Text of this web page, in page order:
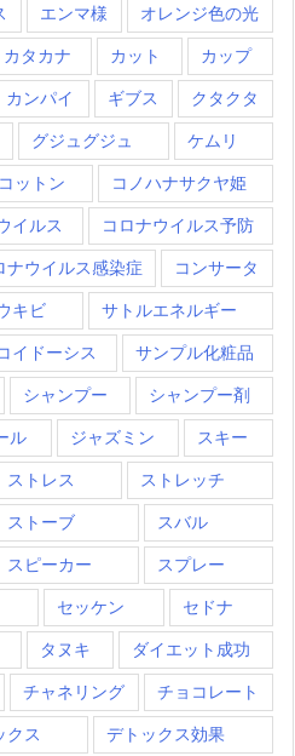
エンマ様 オレンジ色の光
カタカナ カット カップ
カンパイ ギブス クタクタ
グジュグジュ ケムリ
コットン コノハナサクヤ姫
イルス コロナウイルス予防
ナウイルス感染症 コンサータ
キビ サトルエネルギー
イドーシス サンプル化粧品
シャンプー シャンプー剤
ル ジャズミン スキー
ストレス ストレッチ
ストーブ スバル
スピーカー スプレー
セッケン セドナ
タヌキ ダイエット成功
チャネリング チョコレート
クス デトックス効果